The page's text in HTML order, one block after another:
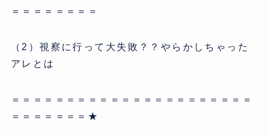
＝＝＝＝＝＝＝＝
（2）視察に行って大失敗？？やらかしちゃった
アレとは
＝＝＝＝＝＝＝＝＝＝＝＝＝＝＝＝＝＝＝＝＝＝
＝＝＝＝＝＝＝★